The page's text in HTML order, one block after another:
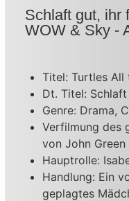
Schlaft gut, ihr
WOW & Sky -
Titel: Turtles All
Dt. Titel:
Genre: Drama,
Verfilmung des
von John Green
Hauptrolle:
Handlung: Ein
geplagtes